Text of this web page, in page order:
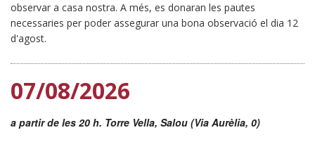
observar a casa nostra. A més, es donaran les pautes
necessaries per poder assegurar una bona observació el dia 12
d'agost.
07/08/2026
a partir de les 20 h. Torre Vella, Salou (Via Aurèlia, 0)